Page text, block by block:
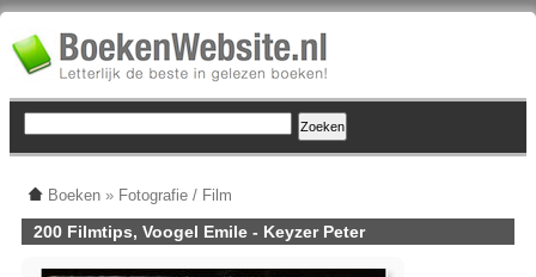
Boeken » Fotografie / Film
200 Filmtips, Voogel Emile - Keyzer Peter